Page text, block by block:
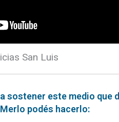
San Luis
sostener este medio que
podés hacerlo: